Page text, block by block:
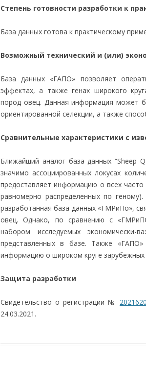
Степень готовности разработки к
База данных готова к практическому
Возможный технический и (или)
База данных «ГАПО» позволяет
эффектах, а также генах широкого
пород овец. Данная информация может
ориентированной селекции, а также
Сравнительные характеристики с
Ближайший аналог база данных “Sheep
значимо ассоциированных локусах
предоставляет информацию о всех
равномерно распределенных по
разработанная база данных «ГМРиПо»,
овец. Однако, по сравнению с
набором исследуемых экономически-
представленных в базе. Также
информацию о широком круге зарубежных
Защита разработки
Свидетельство о регистрации №
24.03.2021.